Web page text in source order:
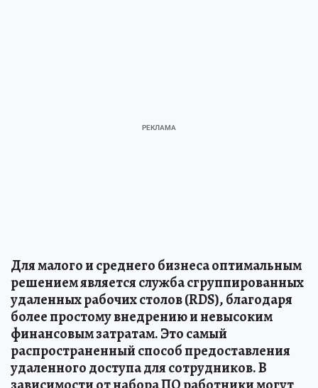
Для малого и среднего бизнеса оптимальным
решением является служба сгруппированных
удаленных рабочих столов (RDS), благодаря
более простому внедрению и невысоким
финансовым затратам. Это самый
распространенный способ предоставления
удаленного доступа для сотрудников. В